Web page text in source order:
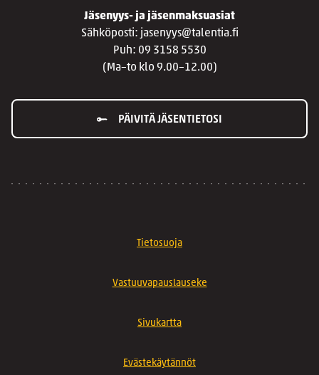
Jäsenyys- ja jäsenmaksuasiat
Sähköposti: jasenyys@talentia.fi
Puh: 09 3158 5530
(Ma–to klo 9.00–12.00)
PÄIVITÄ JÄSENTIETOSI
Tietosuoja
Vastuuvapauslauseke
Sivukartta
Evästekäytännöt